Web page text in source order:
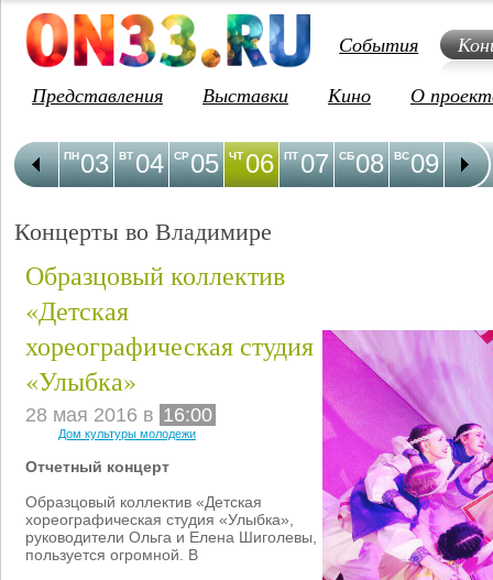
События
Представления
Выставки Кино О
03
ПН 04
ВТ 05
СР 06
ЧТ 07
ПТ 08
СБ 09
ВС 10
ПН
Концерты во Владимире
Образцовый коллектив
«Детская
хореографическая студия
«Улыбка»
28 мая 2016 в 16:00
Дом культуры молодежи
Отчетный концерт
Образцовый коллектив «Детская
хореографическая студия «Улыбка»,
руководители Ольга и Елена Шиголевы,
пользуется огромной. В